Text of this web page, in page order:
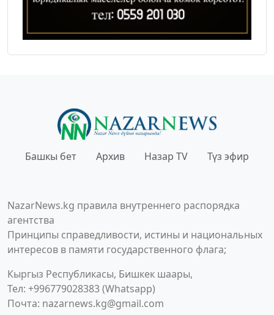
Башкы бет Архив Назар TV Түз эфир
NazarNews.kg правила внутреннего распорядка
агентства
Принципы справедливости, истины и национальных
интересов в памяти государственного флага;
Кыргыз Республикасы, Бишкек шаары,
Тел: +996779028383 (Whatsapp)
Почта: nazarnews.kg@gmail.com